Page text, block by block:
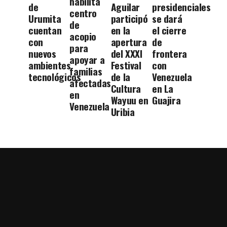
de
Urumita
cuentan
con
nuevos
ambientes
tecnológicos
centro
de
acopio
para
apoyar a
familias
afectadas
en
Venezuela
Aguilar
participó
en la
apertura
del XXXI
Festival
de la
Cultura
Wayuu en
Uribia
presidenciales
se dará
el cierre
de
frontera
con
Venezuela
en La
Guajira